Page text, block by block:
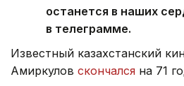
останется в наших
в телеграмме.
Известный казахстанский
Амиркулов скончался на 71